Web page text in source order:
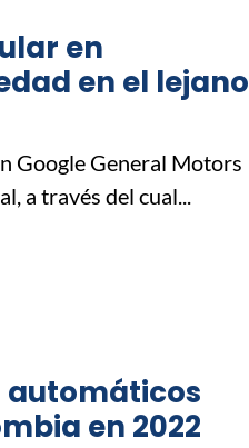
en
en el lejano
Google General Motors
a través del cual...
automáticos
en 2022